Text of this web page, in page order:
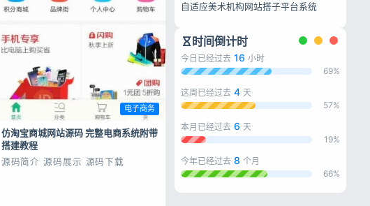
电子商务
仿淘宝商城网站源码 完整电商系统附带
搭建教程
源码简介 源码展示 源码下载
自适应美术机构网站搭子平台系统
时间倒计时
今日已经过去 16 小时
69%
这周已经过去 4 天
57%
本月已经过去 6 天
19%
今年已经过去 8 个月
66%
忘记密码?
用户协议 隐私政策